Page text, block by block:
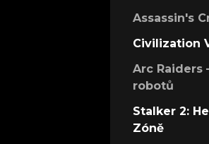
Assassin's
Civilization
Arc Raiders
robotů
Stalker 2:
Zóně